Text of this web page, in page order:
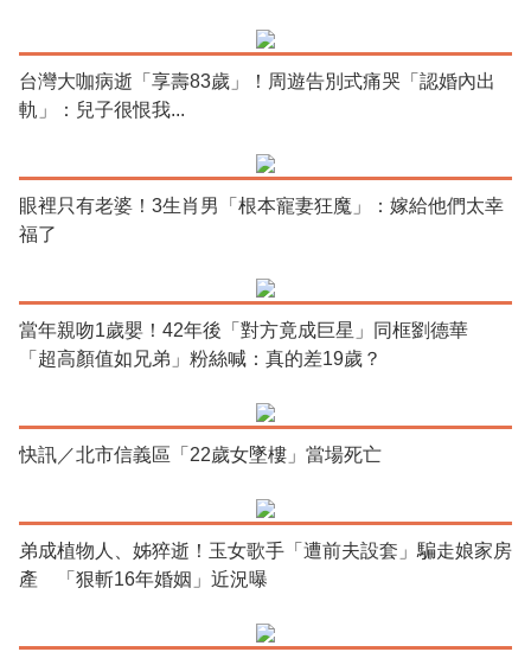
台灣大咖病逝「享壽83歲」！周遊告別式痛哭「認婚內出
軌」：兒子很恨我...
眼裡只有老婆！3生肖男「根本寵妻狂魔」：嫁給他們太幸
福了
當年親吻1歲嬰！42年後「對方竟成巨星」同框劉德華
「超高顏值如兄弟」粉絲喊：真的差19歲？
快訊／北市信義區「22歲女墜樓」當場死亡
弟成植物人、姊猝逝！玉女歌手「遭前夫設套」騙走娘家房
產 「狠斬16年婚姻」近況曝